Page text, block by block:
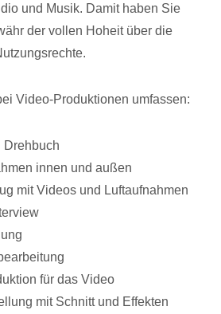
und Musik. Damit haben Sie
der vollen Hoheit über die
Video-Produktionen umfassen:
Drehbuch
innen und außen
mit Videos und Luftaufnahmen
für das Video
mit Schnitt und Effekten